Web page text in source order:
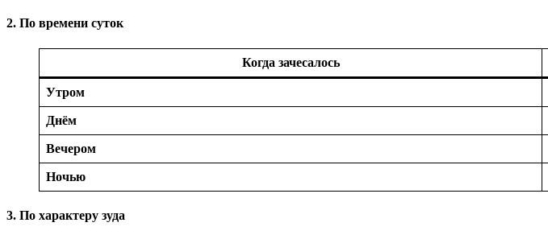
2. По времени суток
Когда зачесалось
Утром
Днём
Вечером
Ночью
3. По характеру зуда